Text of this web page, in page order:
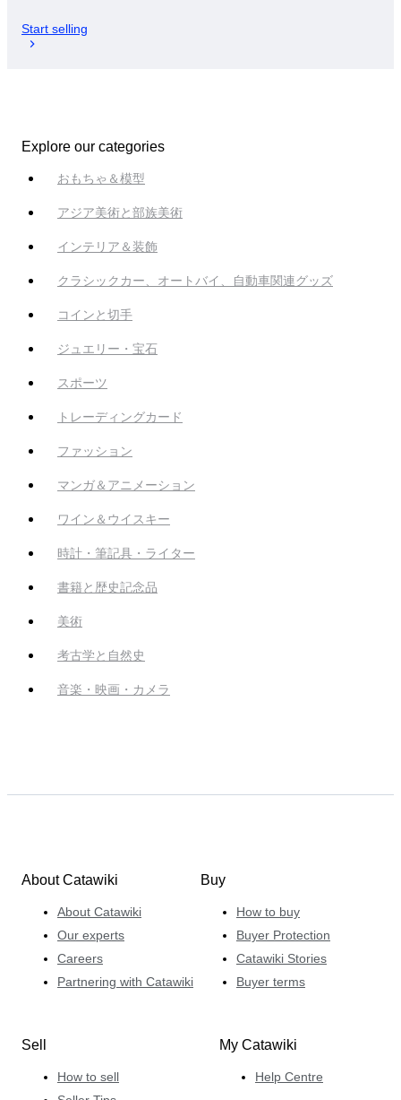
Start selling
Explore our categories
おもちゃ＆模型
アジア美術と部族美術
インテリア＆装飾
クラシックカー、オートバイ、自動車関連グッズ
コインと切手
ジュエリー・宝石
スポーツ
トレーディングカード
ファッション
マンガ＆アニメーション
ワイン＆ウイスキー
時計・筆記具・ライター
書籍と歴史記念品
美術
考古学と自然史
音楽・映画・カメラ
About Catawiki
About Catawiki
Our experts
Careers
Partnering with Catawiki
Buy
How to buy
Buyer Protection
Catawiki Stories
Buyer terms
Sell
How to sell
My Catawiki
Help Centre